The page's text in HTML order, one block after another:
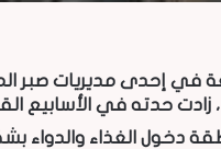
في إحدى مديريات صبر
دخول الغذاء والدواء